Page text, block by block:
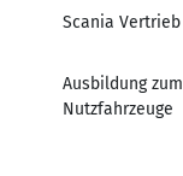
Scania
Ausbildung
Nutzfahrzeuge